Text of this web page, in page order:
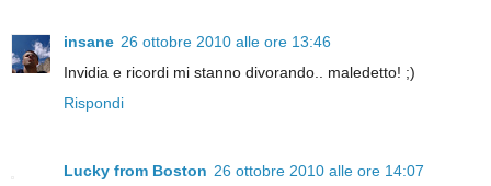
insane 26 ottobre 2010 alle ore 13:46
Invidia e ricordi mi stanno divorando.. maledetto! ;)
Rispondi
Lucky from Boston 26 ottobre 2010 alle ore 14:07